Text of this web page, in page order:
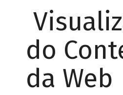
do
da Web